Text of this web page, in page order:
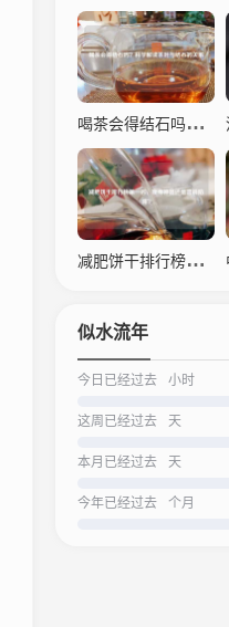
喝茶会得结石吗？科学解读茶叶与结石的关系
减肥饼干排行榜之一名，瘦身神器还是营销陷阱？
似水流年
今日已经过去 小时
这周已经过去 天
本月已经过去 天
今年已经过去 个月